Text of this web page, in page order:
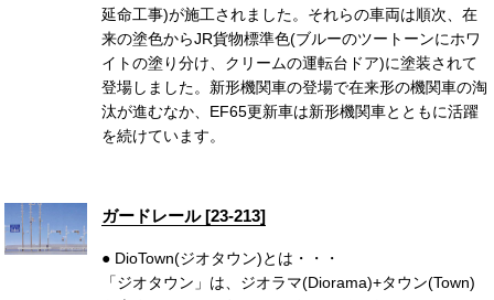
延命工事)が施工されました。それらの車両は順次、在
来の塗色からJR貨物標準色(ブルーのツートーンにホワ
イトの塗り分け、クリームの運転台ドア)に塗装されて
登場しました。新形機関車の登場で在来形の機関車の淘
汰が進むなか、EF65更新車は新形機関車とともに活躍
を続けています。
ガードレール [23-213]
● DioTown(ジオタウン)とは・・・
「ジオタウン」は、ジオラマ(Diorama)+タウン(Town)